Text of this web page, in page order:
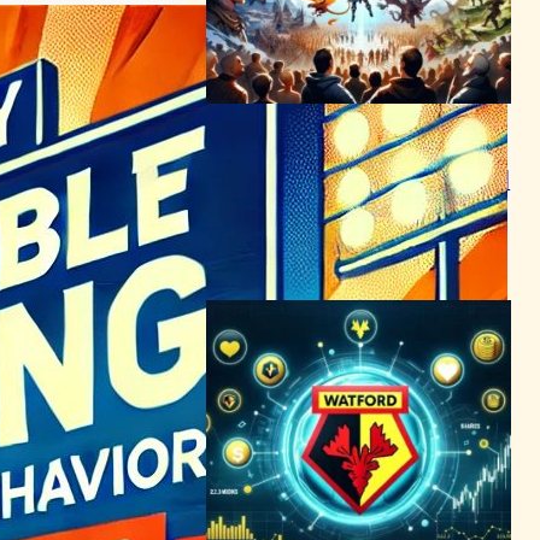
「Dragon Age: The
Veilguard」驚異のデモでフ
ァンを魅了、EAが新境地を開
テクノロジーとエンタメニュース
2024年6月12日4:12